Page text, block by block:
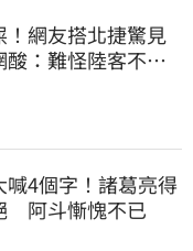
！網友搭北捷驚見
：難怪陸客不來
喊4個字！諸葛亮得
阿斗慚愧不已